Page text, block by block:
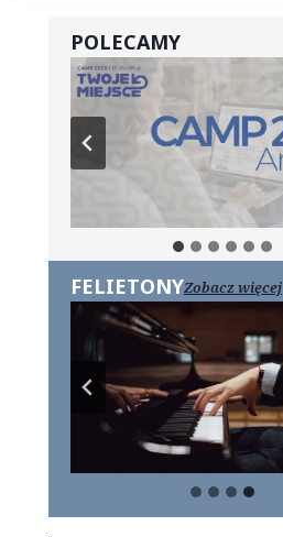
POLECAMY
FELIETONYZobacz więcej